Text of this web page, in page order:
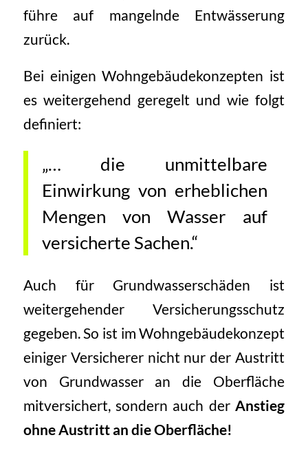
führe auf mangelnde Entwässerung
zurück.
Bei einigen Wohngebäudekonzepten ist
es weitergehend geregelt und wie folgt
definiert:
„… die unmittelbare
Einwirkung von erheblichen
Mengen von Wasser auf
versicherte Sachen.“
Auch für Grundwasserschäden ist
weitergehender Versicherungsschutz
gegeben. So ist im Wohngebäudekonzept
einiger Versicherer nicht nur der Austritt
von Grundwasser an die Oberfläche
mitversichert, sondern auch derAnstieg
ohne Austritt an die Oberfläche!